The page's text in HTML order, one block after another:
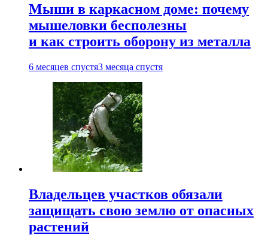
Мыши в каркасном доме: почему
мышеловки бесполезны
и как строить оборону из металла
6 месяцев спустя3 месяца спустя
Владельцев участков обязали
защищать свою землю от опасных
растений